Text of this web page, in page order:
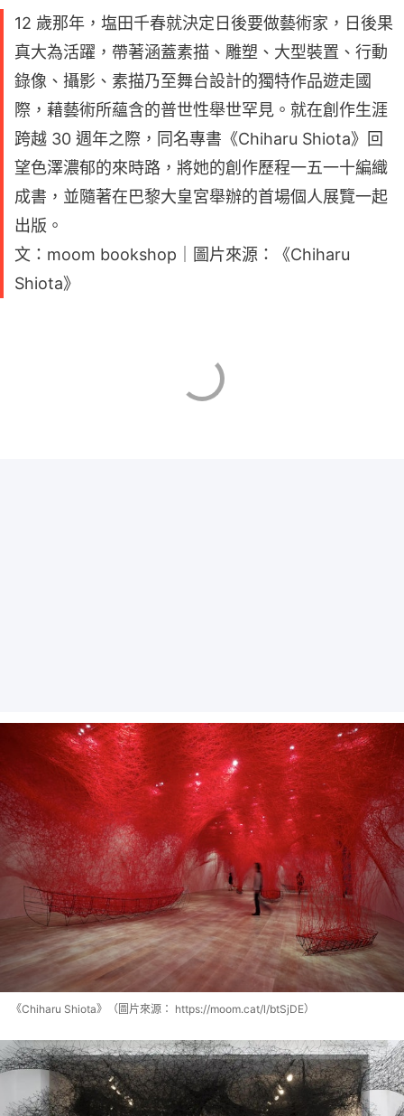
12 歲那年，塩田千春就決定日後要做藝術家，日後果
真大為活躍，帶著涵蓋素描、雕塑、大型裝置、行動
錄像、攝影、素描乃至舞台設計的獨特作品遊走國
際，藉藝術所蘊含的普世性舉世罕見。就在創作生涯
跨越 30 週年之際，同名專書《Chiharu Shiota》回
望色澤濃郁的來時路，將她的創作歷程一五一十編織
成書，並隨著在巴黎大皇宮舉辦的首場個人展覽一起
出版。
文：moom bookshop｜圖片來源：《Chiharu
Shiota》
《Chiharu Shiota》（圖片來源： https://moom.cat/l/btSjDE）